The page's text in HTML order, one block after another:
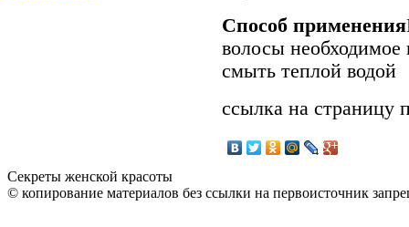
Способ применения
волосы необходимое
смыть теплой водой
ссылка на страницу
Секреты женской красоты
© копирование материалов без ссылки на первоисточник